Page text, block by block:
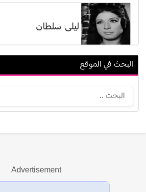
ليلى سلطان
البحث في الموقع
Advertisement